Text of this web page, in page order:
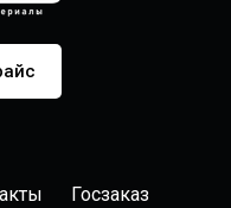
Госзаказ